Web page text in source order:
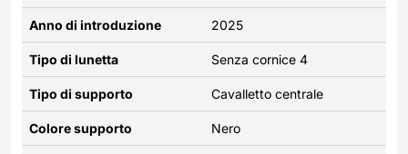
Anno di introduzione 2025
Tipo di lunetta Senza cornice 4
Tipo di supporto Cavalletto centrale
Colore supporto Nero